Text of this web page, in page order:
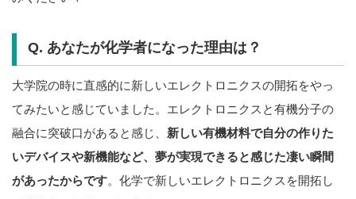
Q. あなたが化学者になった理由は？
大学院の時に直感的に新しいエレクトロニクスの開拓をやっ
てみたいと感じていました。エレクトロニクスと有機分子の
融合に突破口があると感じ、 新しい有機材料で自分の作りた
いデバイスや新機能など、夢が実現できると感じた凄い瞬間
があったからです。化学で新しいエレクトロニクスを開拓し